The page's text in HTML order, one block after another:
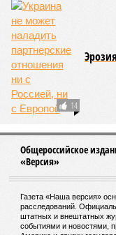
14
Общероссийское
«Версия»
Газета «Наша версия»
расследований.
штатных и внештатных
событиями и новостями,